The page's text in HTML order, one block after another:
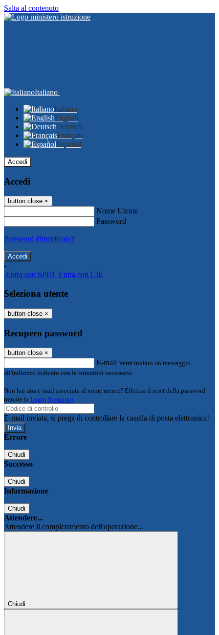
Salta al contenuto
Italiano
Italiano
English
Deutsch
Français
Español
Accedi
Accedi
button close ×
Nome Utente
Password
Password dimenticata?
-
Entra con SPID Entra con CIE
Seleziona utente
button close ×
Recupero password
button close ×
E-mail Verrà inviato un messaggio
all'indirizzo indicato con le istruzioni necessarie.
Non hai una e-mail associata al nome utente? Effettua il reset della password
tramite la Login Spaggiari
E-mail inviata, si prega di controllare la casella di posta elettronica!
Errore
Chiudi
Successo
Chiudi
Informazione
Chiudi
Attendere...
Attendere il completamento dell'operazione...
Chiudi